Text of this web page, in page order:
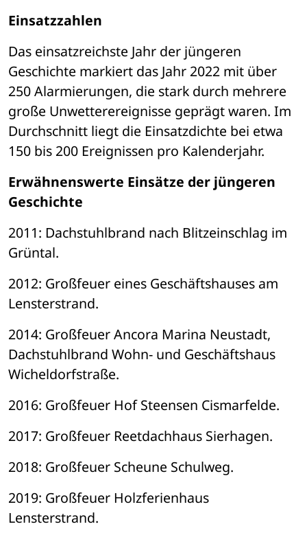
Einsatzzahlen
Das einsatzreichste Jahr der jüngeren
Geschichte markiert das Jahr 2022 mit über
250 Alarmierungen, die stark durch mehrere
große Unwetterereignisse geprägt waren. Im
Durchschnitt liegt die Einsatzdichte bei etwa
150 bis 200 Ereignissen pro Kalenderjahr.
Erwähnenswerte Einsätze der jüngeren
Geschichte
2011: Dachstuhlbrand nach Blitzeinschlag im
Grüntal.
2012: Großfeuer eines Geschäftshauses am
Lensterstrand.
2014: Großfeuer Ancora Marina Neustadt,
Dachstuhlbrand Wohn- und Geschäftshaus
Wicheldorfstraße.
2016: Großfeuer Hof Steensen Cismarfelde.
2017: Großfeuer Reetdachhaus Sierhagen.
2018: Großfeuer Scheune Schulweg.
2019: Großfeuer Holzferienhaus
Lensterstrand.